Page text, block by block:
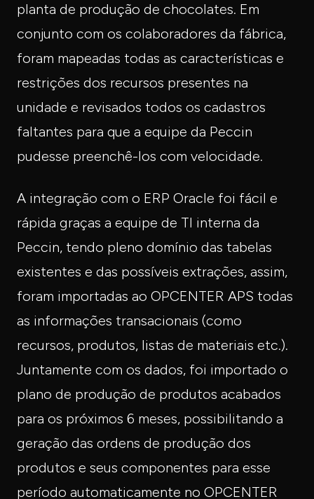
planta de produção de chocolates. Em
conjunto com os colaboradores da fábrica,
foram mapeadas todas as características e
restrições dos recursos presentes na
unidade e revisados todos os cadastros
faltantes para que a equipe da Peccin
pudesse preenchê-los com velocidade.
A integração com o ERP Oracle foi fácil e
rápida graças a equipe de TI interna da
Peccin, tendo pleno domínio das tabelas
existentes e das possíveis extrações, assim,
foram importadas ao OPCENTER APS todas
as informações transacionais (como
recursos, produtos, listas de materiais etc.).
Juntamente com os dados, foi importado o
plano de produção de produtos acabados
para os próximos 6 meses, possibilitando a
geração das ordens de produção dos
produtos e seus componentes para esse
período automaticamente no OPCENTER